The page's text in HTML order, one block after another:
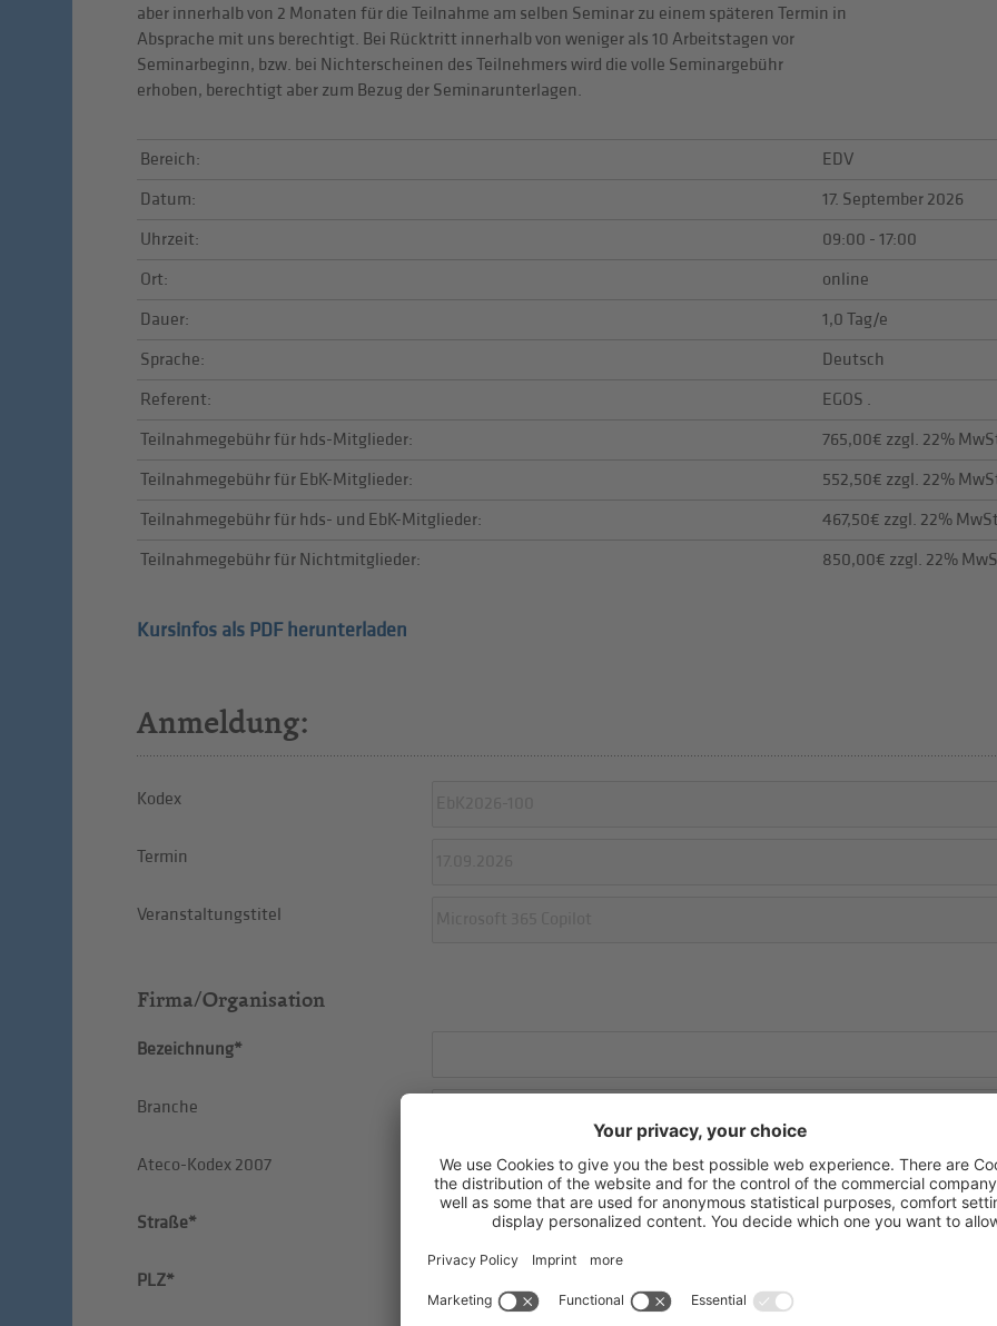
aber innerhalb von 2 Monaten für die Teilnahme am selben Seminar zu einem späteren Termin in
Absprache mit uns berechtigt. Bei Rücktritt innerhalb von weniger als 10 Arbeitstagen vor
Seminarbeginn, bzw. bei Nichterscheinen des Teilnehmers wird die volle Seminargebühr
erhoben, berechtigt aber zum Bezug der Seminarunterlagen.
Bereich:
EDV
Datum:
17. September 2026
Uhrzeit:
09:00 - 17:00
Ort:
online
Dauer:
1,0 Tag/e
Sprache:
Deutsch
Referent:
EGOS .
Teilnahmegebühr für hds-Mitglieder:
765,00€ zzgl. 22%
Teilnahmegebühr für EbK-Mitglieder:
552,50€ zzgl. 22%
Teilnahmegebühr für hds- und EbK-Mitglieder:
467,50€ zzgl. 22% MwSt
Teilnahmegebühr für Nichtmitglieder:
850,00€ zzgl. 22%
Kursinfos als PDF herunterladen
Anmeldung:
Kodex
Termin
Veranstaltungstitel
Firma/Organisation
Bezeichnung*
Branche
Ateco-Kodex 2007
Straße*
PLZ*